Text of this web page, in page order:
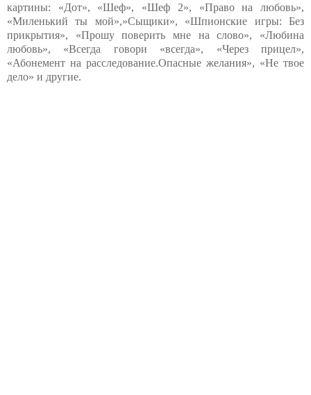
картины: «Дот», «Шеф», «Шеф 2», «Право на любовь»,
«Миленький ты мой»,»Сыщики», «Шпионские игры: Без
прикрытия», «Прошу поверить мне на слово», «Любина
любовь», «Всегда говори «всегда», «Через прицел»,
«Абонемент на расследование.Опасные желания», «Не твое
дело» и другие.